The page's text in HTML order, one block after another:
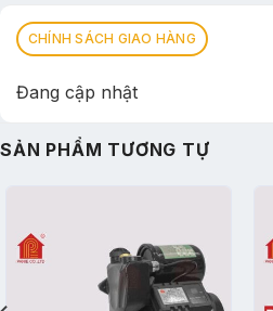
CHÍNH SÁCH GIAO HÀNG
Đang cập nhật
SẢN PHẨM TƯƠNG TỰ